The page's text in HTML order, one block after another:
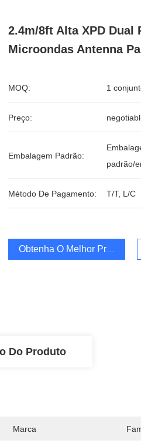
2.4m/8ft Alta XPD Dual
Microondas Antenna
MOQ: 1
Preço:
Embalagem Padrão:
padrão/
Método De Pagamento: T/T, L/C
Obtenha O Melhor Preço
Do Produto
Marca